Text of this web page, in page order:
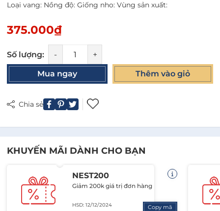
Loại vang: Nồng độ: Giống nho: Vùng sản xuất:
375.000₫
Số lượng: - +
Mua ngay Thêm vào giỏ
Chia sẻ
KHUYẾN MÃI DÀNH CHO BẠN
NEST200
Giảm 200k giá trị đơn hàng
HSD: 12/12/2024 Copy mã